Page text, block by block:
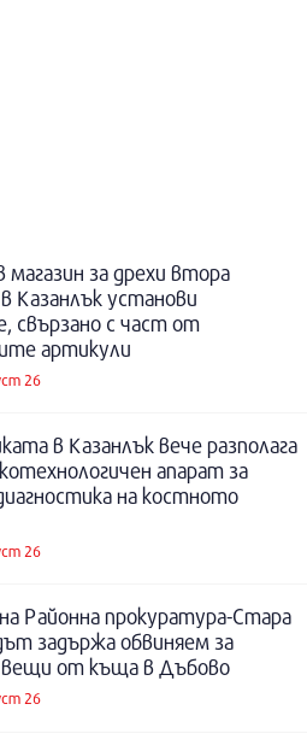
магазин за дрехи втора
Казанлък установи
свързано с част от
артикули
26
в Казанлък вече разполага
апарат за
на костното
26
Районна прокуратура-Стара
задържа обвиняем за
вещи от къща в Дъбово
26